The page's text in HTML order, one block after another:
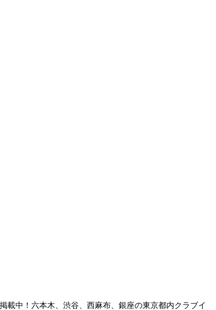
載中！六本木、渋谷、西麻布、銀座の東京都内クラブイ